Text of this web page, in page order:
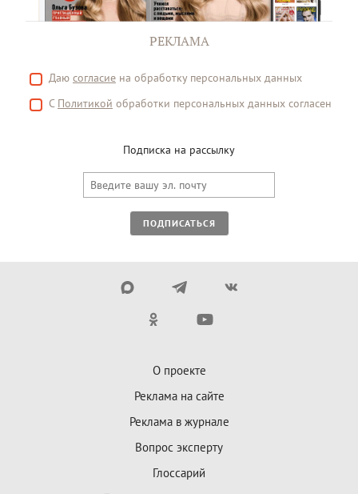
РЕКЛАМА
Даю согласие на обработку персональных данных
С Политикой обработки персональных данных согласен
Подписка на рассылку
ПОДПИСАТЬСЯ
О проекте
Реклама на сайте
Реклама в журнале
Вопрос эксперту
Глоссарий